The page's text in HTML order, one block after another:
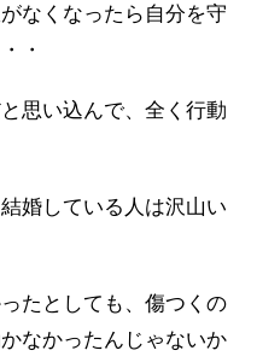
なくなったら自分を守
・
思い込んで、全く行動
婚している人は沢山い
たとしても、傷つくの
なかったんじゃないか